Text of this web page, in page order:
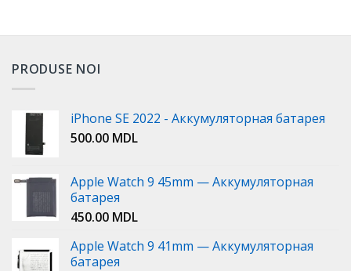
PRODUSE NOI
iPhone SE 2022 - Аккумуляторная батарея
500.00 MDL
Apple Watch 9 45mm — Аккумуляторная
батарея
450.00 MDL
Apple Watch 9 41mm — Аккумуляторная
батарея